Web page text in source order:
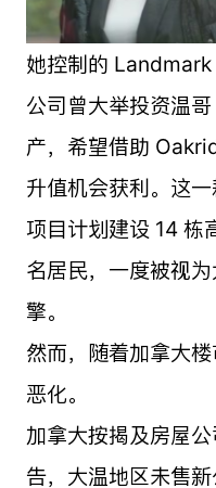
她控制的
公司曾大举投资温
产，希望借助
升值机会获利。这
项目计划建设 14 栋
名居民，一度被视
擎。
然而，随着加拿大
恶化。
加拿大按揭及房屋
告，大温地区未售